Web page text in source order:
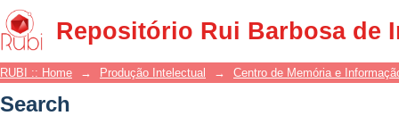
Repositório Rui Barbosa de
Search
RUBI :: Home → Produção Intelectual → Centro de Memória e
Search